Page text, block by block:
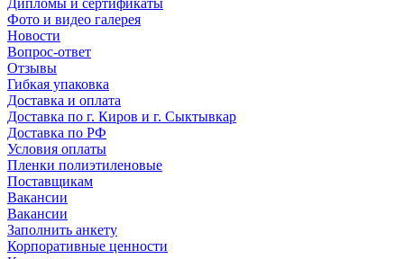
Дипломы и сертификаты
Фото и видео галерея
Новости
Вопрос-ответ
Отзывы
Гибкая упаковка
Доставка и оплата
Доставка по г. Киров и г. Сыктывкар
Доставка по РФ
Условия оплаты
Пленки полиэтиленовые
Поставщикам
Вакансии
Вакансии
Заполнить анкету
Корпоративные ценности